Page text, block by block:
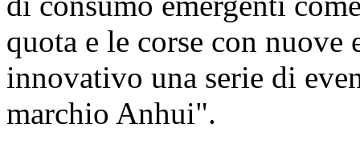
quota e le corse con nuove
innovativo una serie di
marchio Anhui".